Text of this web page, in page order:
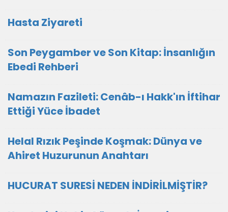
Hasta Ziyareti
Son Peygamber ve Son Kitap: İnsanlığın
Ebedi Rehberi
Namazın Fazileti: Cenâb-ı Hakk'ın İftihar
Ettiği Yüce İbadet
Helal Rızık Peşinde Koşmak: Dünya ve
Ahiret Huzurunun Anahtarı
HUCURAT SURESİ NEDEN İNDİRİLMİŞTİR?